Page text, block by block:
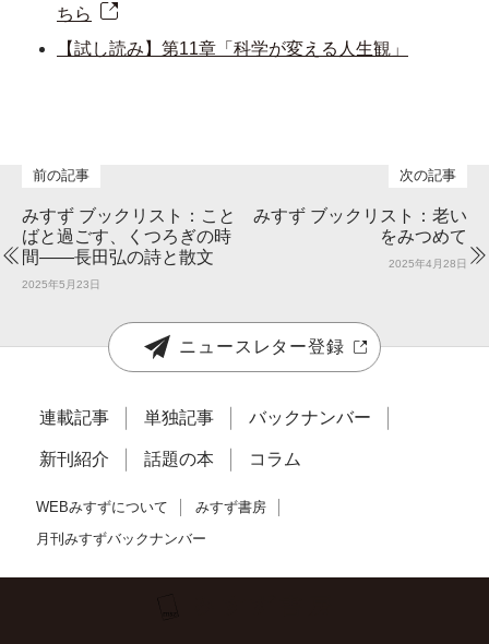
ちら
【試し読み】第11章「科学が変える人生観」
みすず ブックリスト：こと
ばと過ごす、くつろぎの時
間――長田弘の詩と散文
2025年5月23日
みすず ブックリスト：老い
をみつめて
2025年4月28日
ニュースレター登録
連載記事 単独記事 バックナンバー
新刊紹介 話題の本 コラム
WEBみすずについて みすず書房
月刊みすずバックナンバー